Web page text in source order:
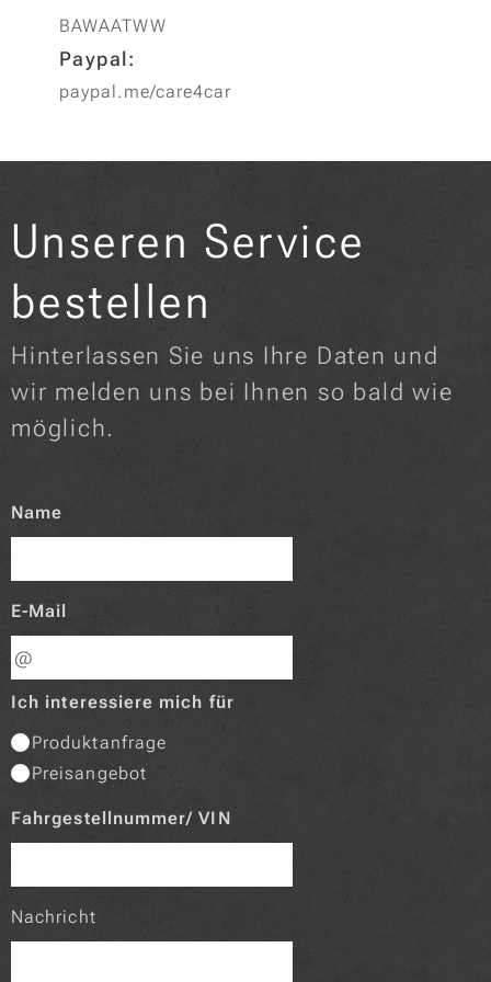
BAWAATWW
Paypal:
paypal.me/care4car
Unseren Service
bestellen
Hinterlassen Sie uns Ihre Daten und
wir melden uns bei Ihnen so bald wie
möglich.
Name
E-Mail
Ich interessiere mich für
Produktanfrage
Preisangebot
Fahrgestellnummer/ VIN
Nachricht